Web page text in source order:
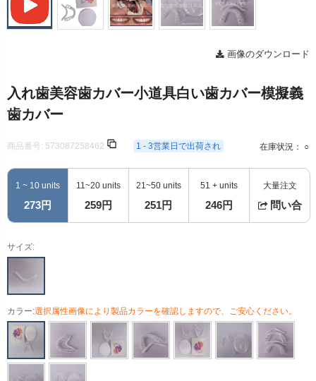
画像のダウンロード
入れ歯美容歯カバー小道具白い歯カバー模擬義
歯カバー
商品番号: 573087258462 1 - 3営業日で出荷され 在庫状況： ○
1 ~ 10 units
273円
11~20 units
259円
21~50 units
251円
51 + units
246円
大量注文
問い合
サイズ:
カラー:選択属性画像により製品カラーを確認しますので、ご安心ください。